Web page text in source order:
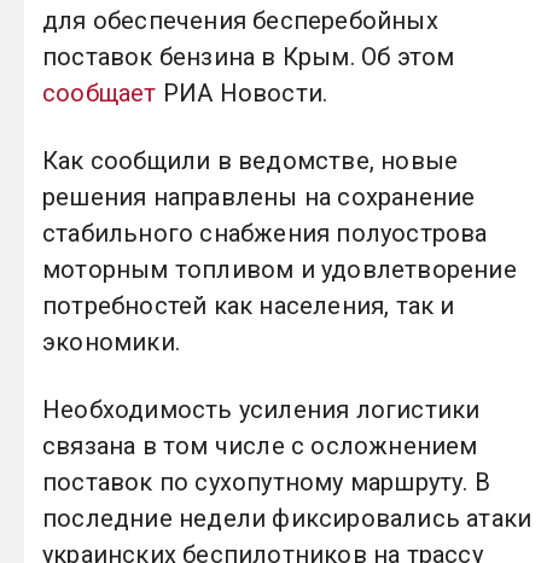
для обеспечения бесперебойных
поставок бензина в Крым. Об этом
сообщает РИА Новости.
Как сообщили в ведомстве, новые
решения направлены на сохранение
стабильного снабжения полуострова
моторным топливом и удовлетворение
потребностей как населения, так и
экономики.
Необходимость усиления логистики
связана в том числе с осложнением
поставок по сухопутному маршруту. В
последние недели фиксировались атаки
украинских беспилотников на трассу